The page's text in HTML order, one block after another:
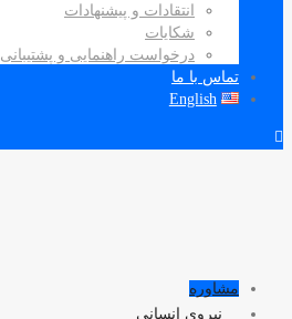
انتقادات و پیشنهادات
شکایات
درخواست راهنمایی و پشتیبانی
تماس با ما
English
مشاوره
نیروی انسانی